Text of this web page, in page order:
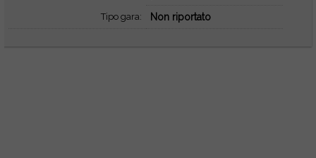
Tipo gara: Non riportato